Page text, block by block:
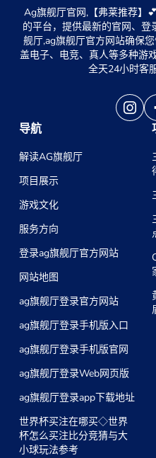
Ag旗舰厅官网,【弗莱推荐】
的平台，提供最新的官网、
舰厅,ag旗舰厅官方网站确保
盖电子、电竞、真人等多种游
全天24小时客
导航
解读AG旗舰厅
项目展示
游戏文化
服务方向
登录ag旗舰厅官方网站
网站地图
ag旗舰厅登录官方网站
ag旗舰厅登录手机版入口
ag旗舰厅登录手机版官网
ag旗舰厅登录Web网页版
ag旗舰厅登录app下载地址
世界杯买注在哪买◇世界
杯怎么买注比分竞猜与大
小球玩法参考